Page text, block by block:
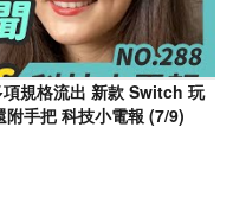
規格流出 新款 Switch 玩
手把 科技小電報 (7/9)